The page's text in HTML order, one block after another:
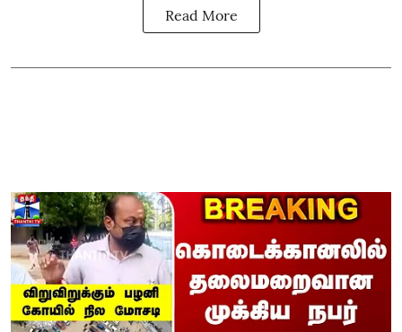
Read More